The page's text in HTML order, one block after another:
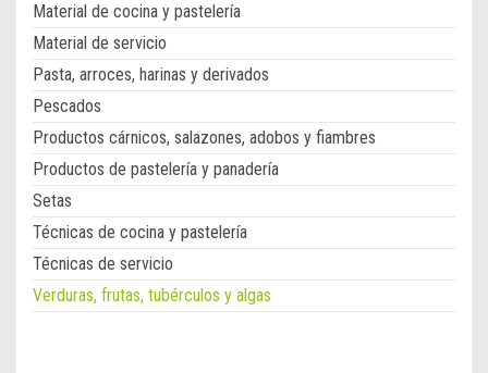
Material de cocina y pastelería
Material de servicio
Pasta, arroces, harinas y derivados
Pescados
Productos cárnicos, salazones, adobos y fiambres
Productos de pastelería y panadería
Setas
Técnicas de cocina y pastelería
Técnicas de servicio
Verduras, frutas, tubérculos y algas